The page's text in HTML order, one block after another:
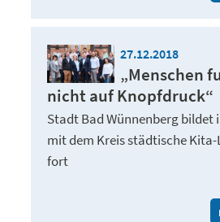
27.12.2018
„Menschen
nicht auf Knopfdruck“
Stadt Bad Wünnenberg bildet
mit dem Kreis städtische
fort